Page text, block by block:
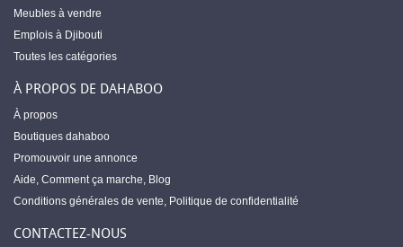
Meubles à vendre
Emplois à Djibouti
Toutes les catégories
À PROPOS DE DAHABOO
À propos
Boutiques dahaboo
Promouvoir une annonce
Aide, Comment ça marche, Blog
Conditions générales de vente, Politique de confidentialité
CONTACTEZ-NOUS